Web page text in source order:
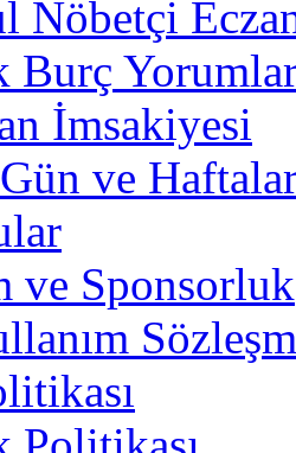
Nöbetçi
Burç
İmsakiyesi
ve
ve Sponsorluk